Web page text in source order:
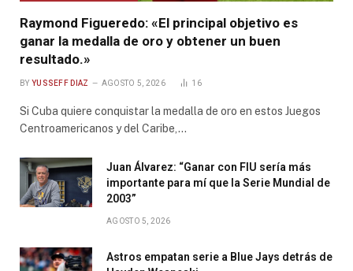
Raymond Figueredo: «El principal objetivo es
ganar la medalla de oro y obtener un buen
resultado.»
BY YUSSEFF DIAZ AGOSTO 5, 2026 16
Si Cuba quiere conquistar la medalla de oro en estos Juegos
Centroamericanos y del Caribe,…
Juan Álvarez: “Ganar con FIU sería más
importante para mí que la Serie Mundial de
2003”
AGOSTO 5, 2026
Astros empatan serie a Blue Jays detrás de